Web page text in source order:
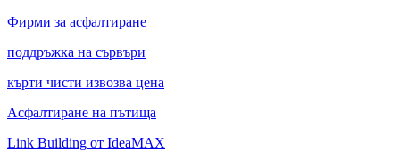
Фирми за асфалтиране
поддръжка на сървъри
кърти чисти извозва цена
Асфалтиране на пътища
Link Building от IdeaMAX